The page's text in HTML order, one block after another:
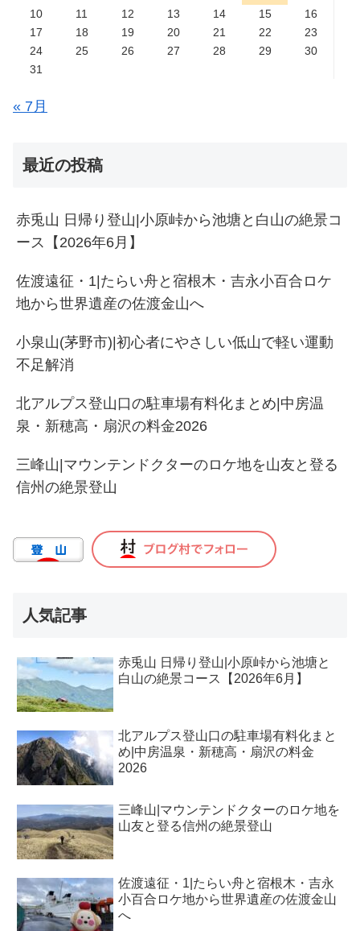
10
11 12 13 14 15
16
17
18 19 20 21 22
23
24
25 26 27 28 29
30
31
« 7月
最近の投稿
赤兎山 日帰り登山|小原峠から池塘と白山の絶景コ
ース【2026年6月】
佐渡遠征・1|たらい舟と宿根木・吉永小百合ロケ
地から世界遺産の佐渡金山へ
小泉山(茅野市)|初心者にやさしい低山で軽い運動
不足解消
北アルプス登山口の駐車場有料化まとめ|中房温
泉・新穂高・扇沢の料金2026
三峰山|マウンテンドクターのロケ地を山友と登る
信州の絶景登山
人気記事
赤兎山 日帰り登山|小原峠から池塘と
白山の絶景コース【2026年6月】
北アルプス登山口の駐車場有料化まと
め|中房温泉・新穂高・扇沢の料金
2026
三峰山|マウンテンドクターのロケ地を
山友と登る信州の絶景登山
佐渡遠征・1|たらい舟と宿根木・吉永
小百合ロケ地から世界遺産の佐渡金山
へ